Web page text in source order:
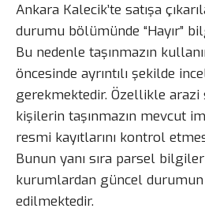
Ankara Kalecik’te satışa
durumu bölümünde “Hayır”
Bu nedenle taşınmazın
öncesinde ayrıntılı şekilde
gerekmektedir. Özellikle arazi
kişilerin taşınmazın mevcut
resmi kayıtlarını kontrol
Bunun yanı sıra parsel
kurumlardan güncel
edilmektedir.